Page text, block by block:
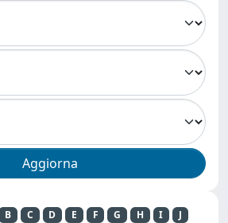
B C D E F G H I
J